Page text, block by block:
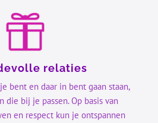
relaties
bent en daar in bent gaan staan,
die bij je passen. Op basis van
en respect kun je ontspannen